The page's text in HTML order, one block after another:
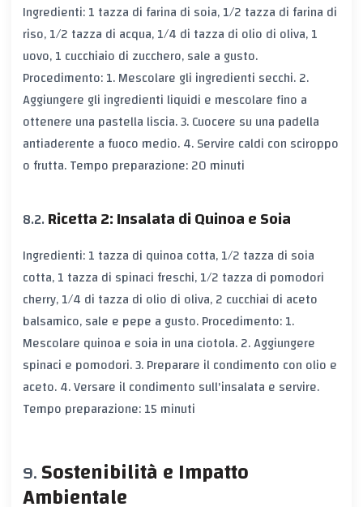
Ingredienti: 1 tazza di farina di soia, 1/2 tazza di farina di
riso, 1/2 tazza di acqua, 1/4 di tazza di olio di oliva, 1
uovo, 1 cucchiaio di zucchero, sale a gusto.
Procedimento: 1. Mescolare gli ingredienti secchi. 2.
Aggiungere gli ingredienti liquidi e mescolare fino a
ottenere una pastella liscia. 3. Cuocere su una padella
antiaderente a fuoco medio. 4. Servire caldi con sciroppo
o frutta. Tempo preparazione: 20 minuti
Ricetta 2: Insalata di Quinoa e Soia
Ingredienti: 1 tazza di quinoa cotta, 1/2 tazza di soia
cotta, 1 tazza di spinaci freschi, 1/2 tazza di pomodori
cherry, 1/4 di tazza di olio di oliva, 2 cucchiai di aceto
balsamico, sale e pepe a gusto. Procedimento: 1.
Mescolare quinoa e soia in una ciotola. 2. Aggiungere
spinaci e pomodori. 3. Preparare il condimento con olio e
aceto. 4. Versare il condimento sull'insalata e servire.
Tempo preparazione: 15 minuti
Sostenibilità e Impatto
Ambientale